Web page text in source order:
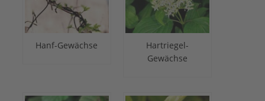
Hanf-Gewächse
Hartriegel-
Gewächse